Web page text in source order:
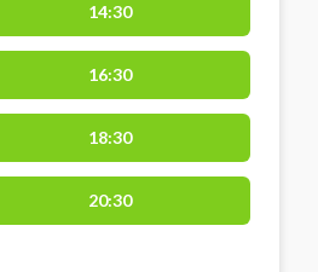
14:30
16:30
18:30
20:30